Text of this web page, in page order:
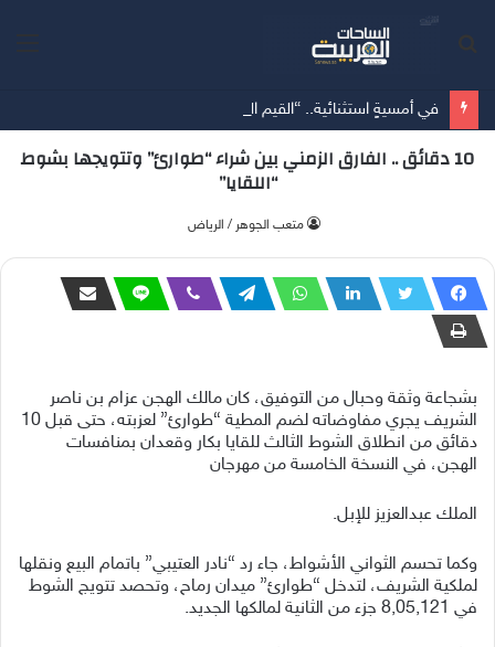
10 دقائق .. الفارق الزمني بين شراء “طوارئ” وتتويجها بشوط
“اللقايا”
متعب الجوهر / الرياض
بشجاعة وثقة وحبال من التوفيق، كان مالك الهجن عزام بن ناصر
الشريف يجري مفاوضاته لضم المطية “طوارئ” لعزبته، حتى قبل 10
دقائق من انطلاق الشوط الثالث للقايا بكار وقعدان بمنافسات
الهجن، في النسخة الخامسة من مهرجان
الملك عبدالعزيز للإبل.
وكما تحسم الثواني الأشواط، جاء رد “نادر العتيبي” باتمام البيع ونقلها
لملكية الشريف، لتدخل “طوارئ” ميدان رماح، وتحصد تتويج الشوط
في 8,05,121 جزء من الثانية لمالكها الجديد.